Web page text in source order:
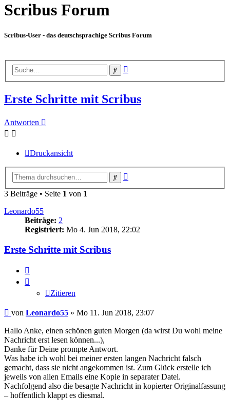
Scribus Forum
Scribus-User - das deutschsprachige Scribus Forum
Suche
Erste Schritte mit Scribus
Antworten
Druckansicht
Suche
3 Beiträge • Seite 1 von 1
Leonardo55
Beiträge: 2
Registriert: Mo 4. Jun 2018, 22:02
Erste Schritte mit Scribus
Zitieren
Beitrag
von Leonardo55 » Mo 11. Jun 2018, 23:07
Hallo Anke, einen schönen guten Morgen (da wirst Du wohl meine
Nachricht erst lesen können...),
Danke für Deine prompte Antwort.
Was habe ich wohl bei meiner ersten langen Nachricht falsch
gemacht, dass sie nicht angekommen ist. Zum Glück erstelle ich
jeweils von allen Emails eine Kopie in separater Datei.
Nachfolgend also die besagte Nachricht in kopierter Originalfassung
– hoffentlich klappt es diesmal.